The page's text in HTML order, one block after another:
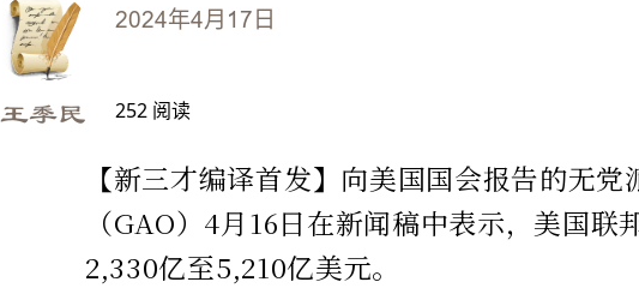
2024年4月17日
王季民 252 阅读
【新三才编译首发】向美国国会报告的无
（GAO）4月16日在新闻稿中表示，美国
2,330亿至5,210亿美元。